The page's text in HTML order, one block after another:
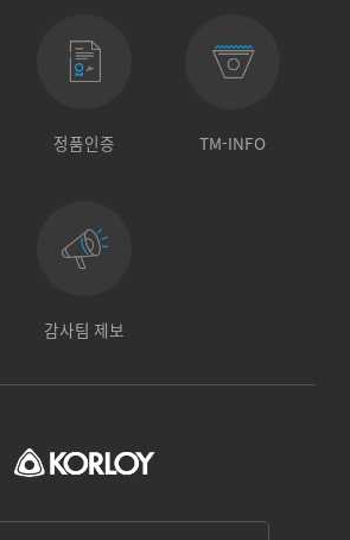
정품인증 TM-INFO
감사팀 제보